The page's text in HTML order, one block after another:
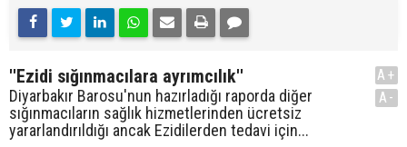
''Ezidi sığınmacılara ayrımcılık''
Diyarbakır Barosu'nun hazırladığı raporda diğer
sığınmacıların sağlık hizmetlerinden ücretsiz
yararlandırıldığı ancak Ezidilerden tedavi için...
A+
A-